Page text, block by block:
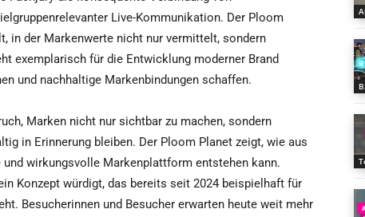
Live-Kommunikation. Der Ploom
in der Markenwerte nicht nur vermittelt, sondern
exemplarisch für die Entwicklung moderner Brand
und nachhaltige Markenbindungen schaffen.
Marken nicht nur sichtbar zu machen, sondern
in Erinnerung bleiben. Der Ploom Planet zeigt, wie aus
wirkungsvolle Markenplattform entstehen kann.
Konzept würdigt, das bereits seit 2024 beispielhaft für
Besucherinnen und Besucher erwarten heute weit mehr